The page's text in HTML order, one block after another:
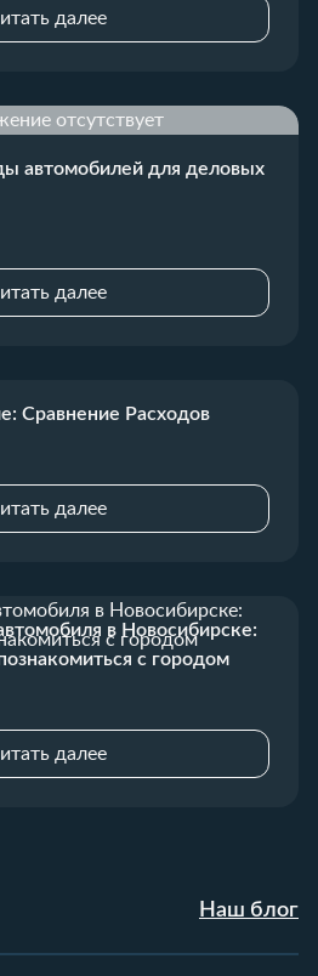
далее
отсутствует
автомобилей для деловых
далее
Сравнение Расходов
далее
в Новосибирске:
с городом
далее
Наш блог